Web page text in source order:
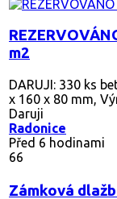
m2
DARUJI: 330 ks
x 160 x 80 mm,
Daruji
Radonice
Před 6 hodinami
66
Zámková